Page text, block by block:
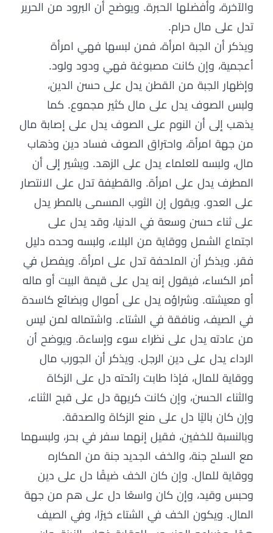
والآخرة، وأفضلها الحبرة. ويوضح أن البرود من الحرير
تدل على مال حرام.
ويذكر أن الجبة امرأة، فمن لبسها فهي امرأة
أعجمية، وإن كانت مصبوغة فهي ودود ولود.
وإظهار الجبة من القطن يدل على حسن الدين،
ولبس الصوف يدل على مال كثير مجموع. كما
يذهب إلى أن النوم على الصوف يدل على إصابة مال
من جهة امرأة، واحتراق الصوف فساد دين وذهاب
مال، ولبسه للعلماء يدل على الزهد. ويشير إلى أن
المطرف يدل على امرأة. والقطيفة تدل على الانتصار
على العدو. ويقول إن الثوب المسمى بالمطر يدل
على ثناء حسن وسعة في الدنيا، وقد يدل على
اجتماع الشمل ووقاية من البلاء، ولبسه وحده دليل
فقر. ويذكر أن الملحفة تدل على امرأة. ويفصل في
أمر الكساء، فيقول إنه يدل على قيمة البيت أو ماله
أو معيشته. وشراؤه يدل على أموال وبضائع كاسدة
في الصيف، ونافقة في الشتاء. واشتماله لمن ليس
من عادته يدل على نظراء سوء وإساءة. ويوضح أن
الرداء يدل على دين الرجل. ويذكر أن الجورب مال
ووقاية للمال، فإذا طابت رائحته دل على الزكاة
والثناء الحسن، وإن كانت كريهة دل على قبح الثناء،
وإن كان باليًا دل على منع الزكاة والصدقة.
وبالنسبة للخفين، فقيل إنهما سفر في بحر، ولبسهما
مع السلح جنة، والخف الجديد جنة من المكاره
ووقاية للمال. وإن كان الخف ضيقًا دل على دين
وحبس وقيد، وإن كان واسعًا دل على هم من جهة
المال. ويكون الخف في الشتاء خيرًا، وفي الصيف